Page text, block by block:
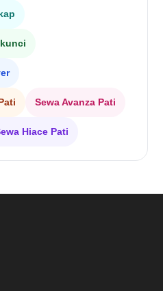
Sewa Avanza Pati
Hiace Pati